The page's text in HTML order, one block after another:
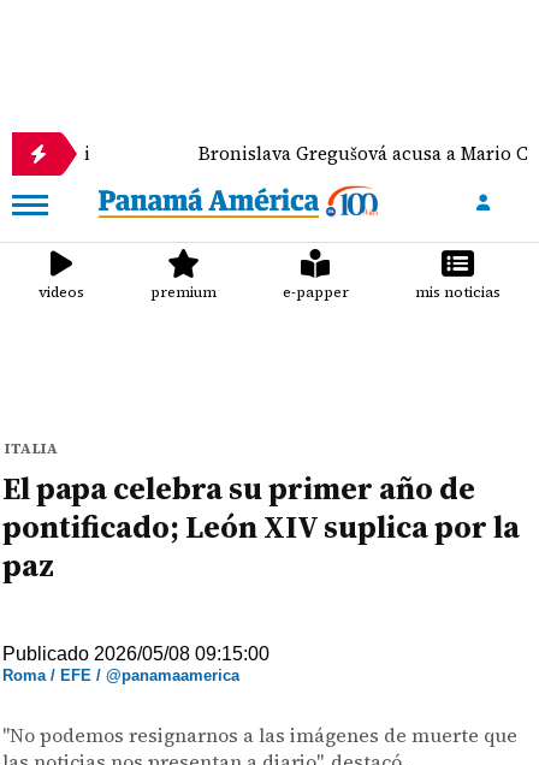
Bronislava Gregušová acusa a Mario Cimarro
videos premium e-papper mis noticias
ITALIA
El papa celebra su primer año de
pontificado; León XIV suplica por la
paz
Publicado 2026/05/08 09:15:00
Roma / EFE / @panamaamerica
"No podemos resignarnos a las imágenes de muerte que